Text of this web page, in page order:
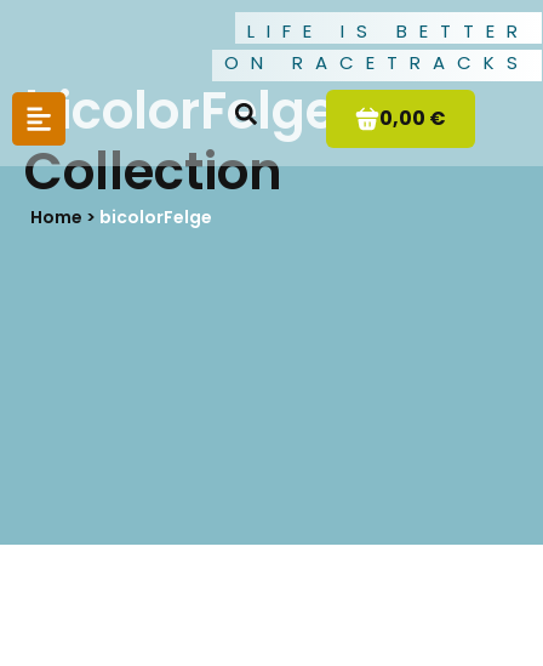
LIFE IS BETTER
ON RACETRACKS
0,00 €
bicolorFelge
Collection
Home > bicolorFelge